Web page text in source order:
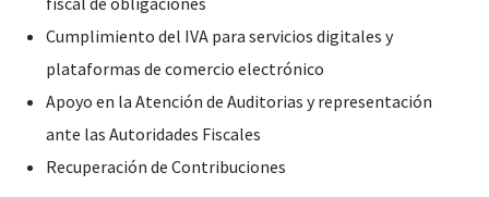
Cumplimiento del IVA para servicios digitales y
plataformas de comercio electrónico
Apoyo en la Atención de Auditorias y representación
ante las Autoridades Fiscales
Recuperación de Contribuciones